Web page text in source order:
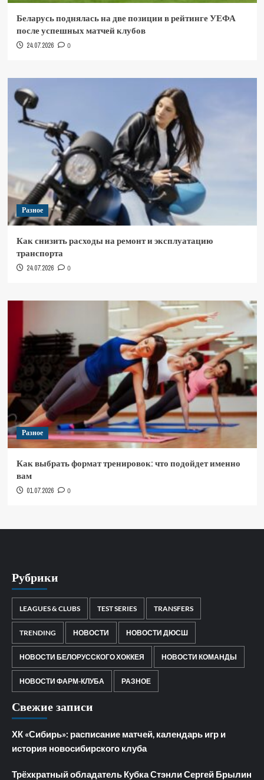
Беларусь поднялась на две позиции в рейтинге УЕФА
после успешных матчей клубов
24.07.2026 0
Разное
Как снизить расходы на ремонт и эксплуатацию
транспорта
24.07.2026 0
Разное
Как выбрать формат тренировок: что подойдет именно
вам
01.07.2026 0
Рубрики
LEAGUES & CLUBS TEST SERIES TRANSFERS
TRENDING НОВОСТИ НОВОСТИ ДЮСШ
НОВОСТИ БЕЛОРУССКОГО ХОККЕЯ НОВОСТИ КОМАНДЫ
НОВОСТИ ФАРМ-КЛУБА РАЗНОЕ
Свежие записи
ХК «Сибирь»: расписание матчей, календарь игр и
история новосибирского клуба
Трёхкратный обладатель Кубка Стэнли Сергей Брылин